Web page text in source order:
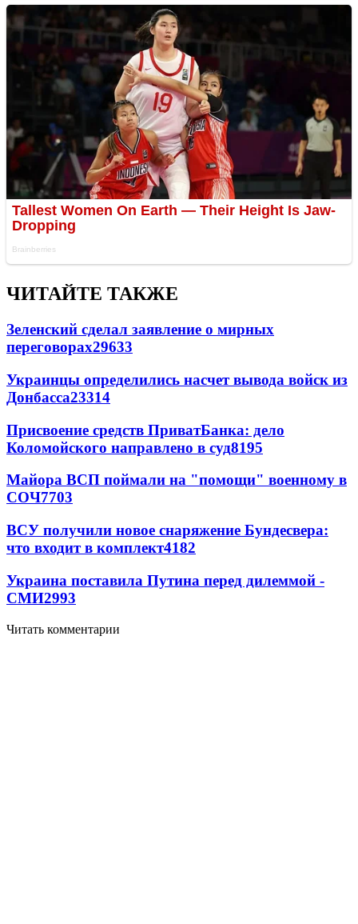
ЧИТАЙТЕ ТАКЖЕ
Зеленский сделал заявление о мирных
переговорах29633
Украинцы определились насчет вывода войск из
Донбасса23314
Присвоение средств ПриватБанка: дело
Коломойского направлено в суд8195
Майора ВСП поймали на "помощи" военному в
СОЧ7703
ВСУ получили новое снаряжение Бундесвера:
что входит в комплект4182
Украина поставила Путина перед дилеммой -
СМИ2993
Читать комментарии